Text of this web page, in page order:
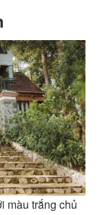
màu trắng chủ